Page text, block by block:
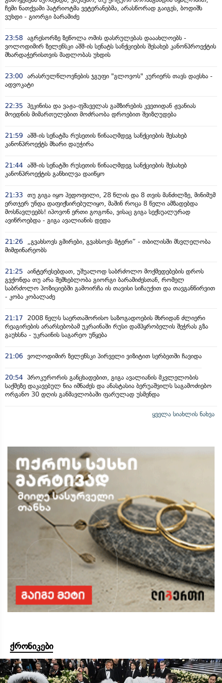
ჩემი ნათქვამი პატრიოტმა ვეტერანებმა, არასწორად გაიგეს, ბოდიშს
ვუხდი - გიორგი ბარამიძე
23:58 აგრესორზე ზეწოლა ომის დასრულებას დააახლოებს -
ვოლოდიმირ ზელენსკი აშშ-ის სენატს სანქციების შესახებ კანონპროექტის
მხარდაჭერისთვის მადლობას უხდის
23:00 არასრულწლოვნების ჯგუფი "გლოვოს" კურიერს თავს დაესხა -
ადვოკატი
22:35 პეკინისა და ვაჟა-ფშაველას გამზირების კვეთიდან ჟვანიას
მოედნის მიმართულებით მოძრაობა დროებით შეიზღუდება
21:59 აშშ-ის სენატმა რუსეთის წინააღმდეგ სანქციების შესახებ
კანონპროექტს მხარი დაუჭირა
21:44 აშშ-ის სენატში რუსეთის წინააღმდეგ სანქციების შესახებ
კანონპროექტის განხილვა დაიწყო
21:33 თუ გიგა იყო პედოფილი, 28 წლის და 8 თვის მანძილზე, მინიმუმ
ერთჯერ უნდა დაფიქსირებულიყო, მაშინ როცა 8 წელი ამზადებდა
მოსწავლეებს! იპოვონ ერთი გოგონა, ვისაც გიგა სექსუალურად
ავიწროებდა - გიგა ავალიანის დედა
21:26
„გვახსოვს გმირები, გვახსოვს მტერი” - თბილისში მსვლელობა
მიმდინარეობს
21:25 აინტერესებდათ, უშუალოდ საბრძოლო მოქმედებების დროს
გვქონდა თუ არა შემხებლობა გიორგი ბარამიძესთან, რომელ
საბრძოლო პოზიციებში გამოირჩა ის თავისი სიჩაუქით და თავგანწირვით
- კობა კობალაძე
21:17
2008 წელს საერთაშორისო საზოგადოების მხრიდან ძლიერი
რეაგირების არარსებობამ უკრაინაში რუსი დამპყრობელის შეჭრას გზა
გაუხსნა - უკრაინის საგარეო უწყება
21:06 ვოლოდიმირ ზელენსკი პირველი ვიზიტით სერბეთში ჩავიდა
20:54 პროკურორის განცხადებით, გიგა ავალიანის მკვლელობის
საქმეზე დაკავებულ ნია იმნაძეს და ანასტასია ბერუაშვილს საგამოძიებო
ორგანო 30 დღის განმავლობაში ფარულად უსმენდა
ყველა სიახლის ნახვა
ქრონიკები